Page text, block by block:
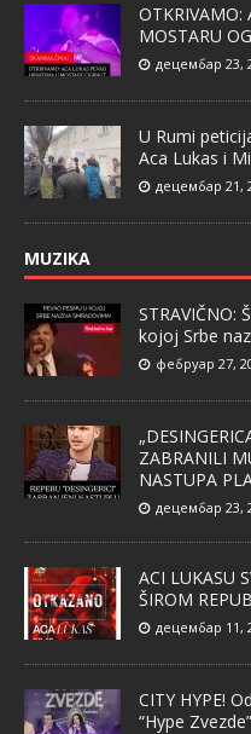
OTKRIVAMO:
MOSTARU
децембар 23,
U Rumi
Aca Lukas i
децембар 21,
MUZIKA
STRAVIČNO:
kojoj Srbe
фебруар 27,
ZABRANILI
NASTUPA
децембар 23,
ACI LUKASU
ŠIROM
децембар 11,
CITY HYPE!
“Hype